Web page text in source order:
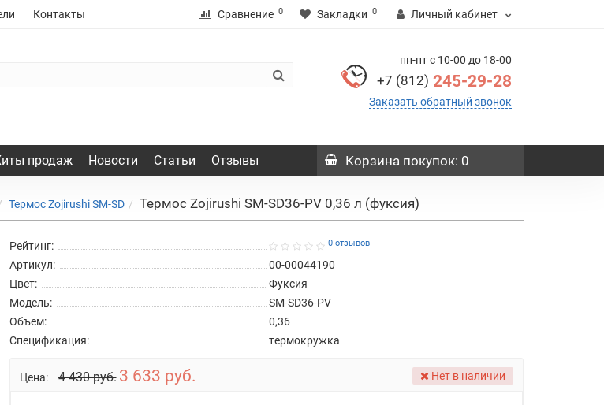
Контакты Сравнение 0 Закладки 0 Личный кабинет
пн-пт с 10-00 до 18-00
+7 (812) 245-29-28
Заказать обратный звонок
продаж Новости Статьи Отзывы Корзина покупок: 0
Термос Zojirushi SM-SD Термос Zojirushi SM-SD36-PV 0,36 л (фуксия)
Рейтинг: 0 отзывов
Артикул:
00-00044190
Цвет:
Фуксия
Модель:
SM-SD36-PV
Объем:
0,36
Спецификация:
термокружка
Цена: 4 430 руб. 3 633 руб. Нет в наличии